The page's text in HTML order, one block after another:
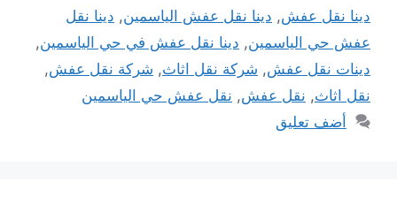
دينا نقل عفش, دينا نقل عفش الياسمين, دينا نقل
عفش حي الياسمين, دينا نقل عفش في حي الياسمين,
دينات نقل عفش, شركة نقل اثاث, شركة نقل عفش,
نقل اثاث, نقل عفش, نقل عفش حي الياسمين
أضف تعليق